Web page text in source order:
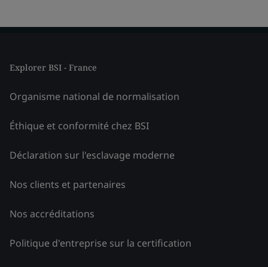
Explorer BSI - France
Organisme national de normalisation
Éthique et conformité chez BSI
Déclaration sur l'esclavage moderne
Nos clients et partenaires
Nos accréditations
Politique d'entreprise sur la certification